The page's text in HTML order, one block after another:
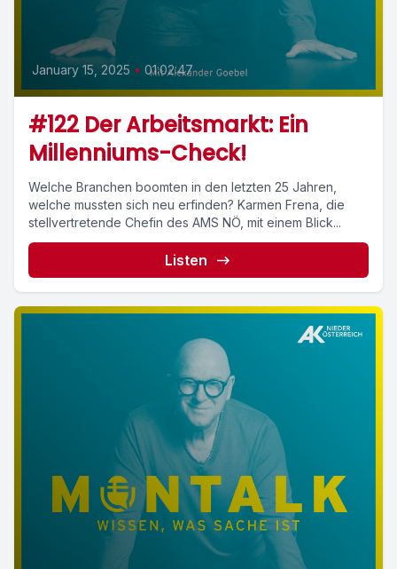
January 15, 2025 • 01:02:47
#122 Der Arbeitsmarkt: Ein
Millenniums-Check!
Welche Branchen boomten in den letzten 25 Jahren,
welche mussten sich neu erfinden? Karmen Frena, die
stellvertretende Chefin des AMS NÖ, mit einem Blick...
Listen